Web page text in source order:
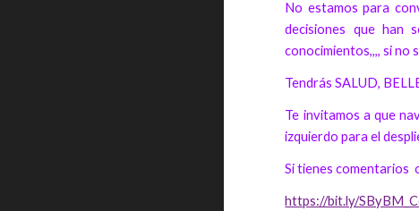
No estamos para
decisiones que han
conocimientos,,,, si no
Tendrás SALUD,
Te invitamos a que
izquierdo para el
Si tienes comentarios
https://bit.ly/